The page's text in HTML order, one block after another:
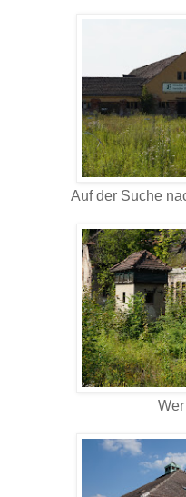
Auf der Suche